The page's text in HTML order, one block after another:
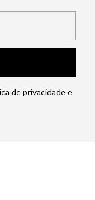
de privacidade e